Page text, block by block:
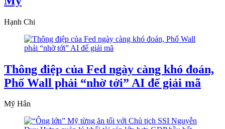
Hạnh Chi
Thông điệp của Fed ngày càng khó đoán,
Phố Wall phải “nhờ tới” AI để giải mã
Mỹ Hân